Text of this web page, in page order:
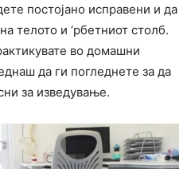
постојано исправени и да
телото и ‘рбетниот столб.
во домашни
да ги погледнете за да
за изведување.